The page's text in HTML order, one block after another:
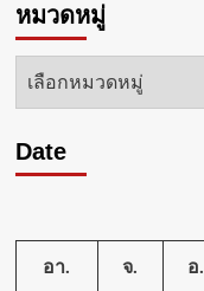
หมวดหมู่
หมวด
Date
อา. จ. อ.